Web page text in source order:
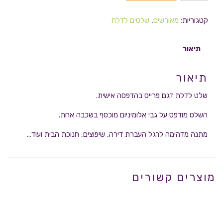
קטגוריות: מאורשים, שלטים לדלת
תיאור
תיאור
שלט לדלת דגם פרייס בהדפסה אישית.
השלט מודפס על גבי אלומיניום מוכסף בשכבה אחת.
מתנה מדהימה לרגל העברת דירה, שיפוצים, חנוכת הבית ועוד…
מוצרים קשורים